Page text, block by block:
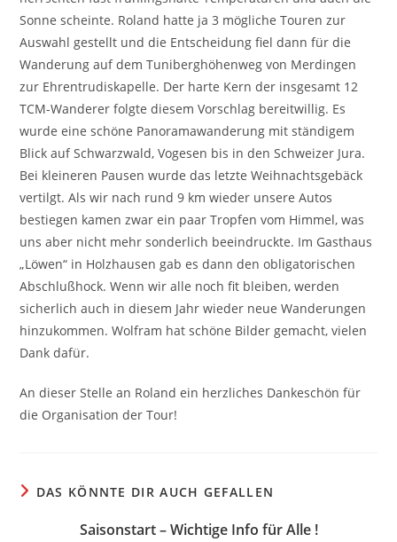
Sonne scheinte. Roland hatte ja 3 mögliche Touren zur
Auswahl gestellt und die Entscheidung fiel dann für die
Wanderung auf dem Tuniberghöhenweg von Merdingen
zur Ehrentrudiskapelle. Der harte Kern der insgesamt 12
TCM-Wanderer folgte diesem Vorschlag bereitwillig. Es
wurde eine schöne Panoramawanderung mit ständigem
Blick auf Schwarzwald, Vogesen bis in den Schweizer Jura.
Bei kleineren Pausen wurde das letzte Weihnachtsgebäck
vertilgt. Als wir nach rund 9 km wieder unsere Autos
bestiegen kamen zwar ein paar Tropfen vom Himmel, was
uns aber nicht mehr sonderlich beeindruckte. Im Gasthaus
„Löwen“ in Holzhausen gab es dann den obligatorischen
Abschlußhock. Wenn wir alle noch fit bleiben, werden
sicherlich auch in diesem Jahr wieder neue Wanderungen
hinzukommen. Wolfram hat schöne Bilder gemacht, vielen
Dank dafür.
An dieser Stelle an Roland ein herzliches Dankeschön für
die Organisation der Tour!
DAS KÖNNTE DIR AUCH GEFALLEN
Saisonstart – Wichtige Info für Alle !